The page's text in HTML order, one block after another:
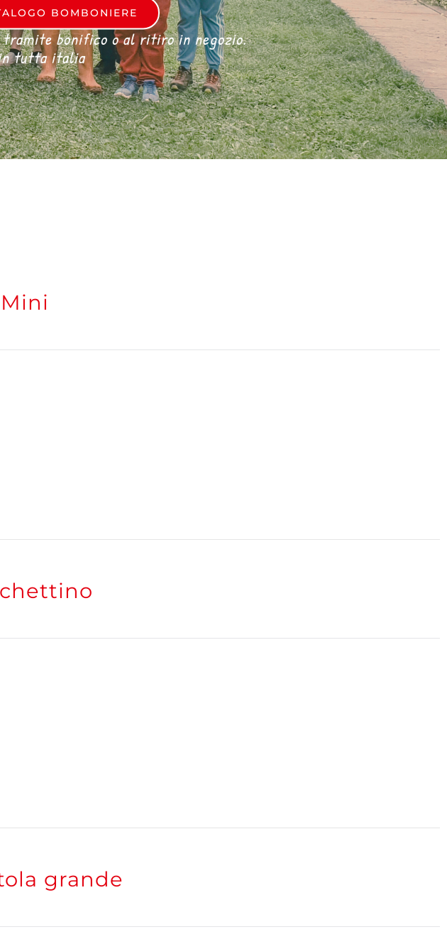
BOMBONIERE
tramite bonifico o al ritiro in negozio.
tutta italia
grande